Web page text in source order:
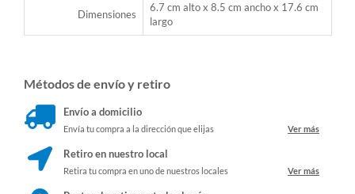
Dimensiones
6.7 cm alto x 8.5 cm ancho x 17.6 cm
largo
Métodos de envío y retiro
Envío a domicilio
Envía tu compra a la dirección que elijas Ver más
Retiro en nuestro local
Retira tu compra en uno de nuestros locales Ver más